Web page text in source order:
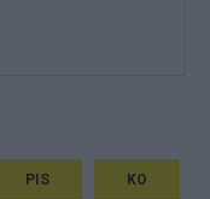
PIS KO